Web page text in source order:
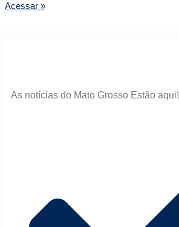
Acessar »
As notícias do Mato Grosso Estão aqui!